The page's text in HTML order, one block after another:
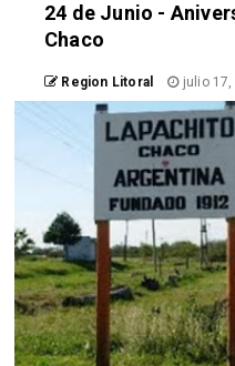
24 de Junio -
Chaco
Region Litoral julio 17,